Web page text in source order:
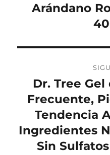
Arándano
Entrada
siguiente:
Dr. Tree
Frecuente,
Tendencia
Ingredientes
Sin Sulfatos